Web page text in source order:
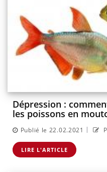
Dépression :
les poissons en
Publié le 22.02.2021 |
LIRE L'ARTICLE